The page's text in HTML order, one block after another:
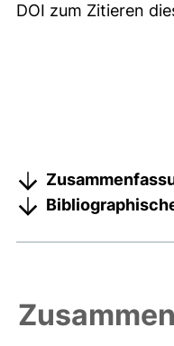
DOI zum Zitieren